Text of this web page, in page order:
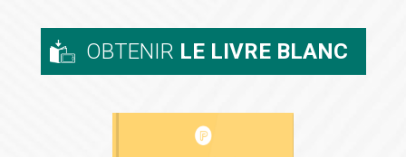
OBTENIR LE LIVRE BLANC